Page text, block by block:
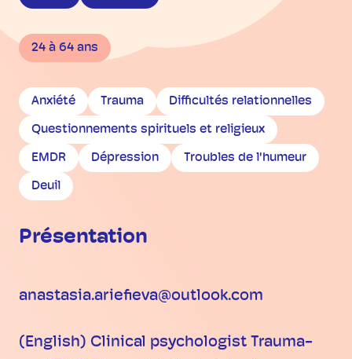
24 à 64 ans
Anxiété Trauma Difficultés relationnelles
Questionnements spirituels et religieux
EMDR Dépression Troubles de l'humeur
Deuil
Présentation
anastasia.ariefieva@outlook.com
(English) Clinical psychologist Trauma-